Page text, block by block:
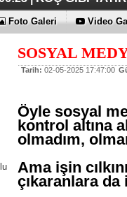
|DÖRT ŞİRKET
|FUJİTSU'DAN
Foto Galeri Video
SOSYAL
Tarih: 02-05-2025 17:47:00
Öyle sosyal
kontrol altına
olmadım,
Ama işin
çıkaranlara